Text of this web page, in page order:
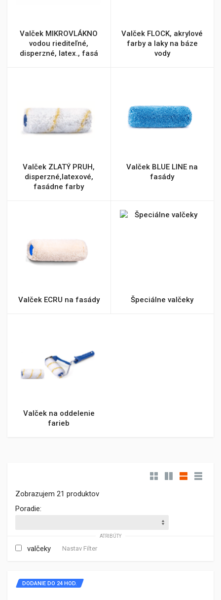
Valček MIKROVLÁKNO
vodou riediteľné,
disperzné, latex., fasá
Valček FLOCK, akrylové
farby a laky na báze
vody
Valček ZLATÝ PRUH,
disperzné,latexové,
fasádne farby
Valček BLUE LINE na
fasády
Valček ECRU na fasády Špeciálne valčeky
Valček na oddelenie
farieb
Zobrazujem 21 produktov
Poradie:
ATRIBÚTY
valčeky Nastav Filter
DODANIE DO 24 HOD.